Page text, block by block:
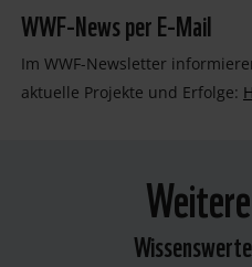
WWF-News per E-Mail
Im WWF-Newsletter
aktuelle Projekte und Erfolge: